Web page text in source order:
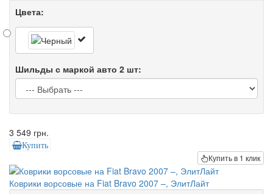
Цвета:
Шильды с маркой авто 2 шт:
3 549 грн.
Купить
Купить в 1 клик
Коврики ворсовые на Fiat Bravo 2007 –, ЭлитЛайт